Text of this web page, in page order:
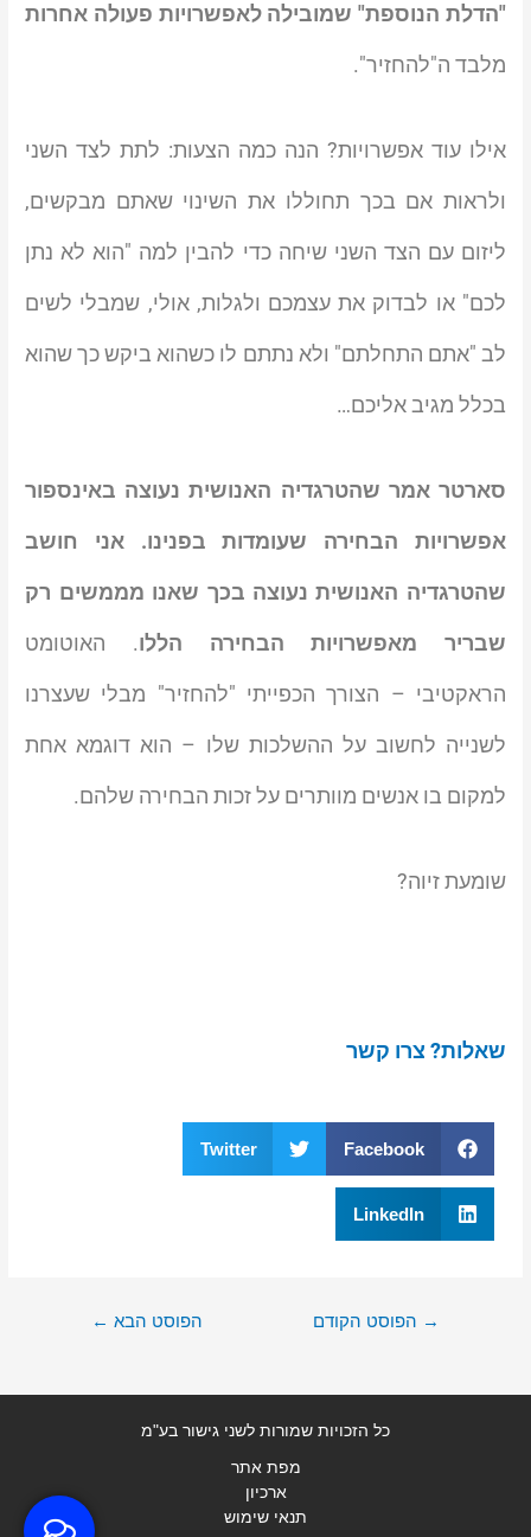
"הדלת הנוספת" שמובילה לאפשרויות פעולה אחרות
מלבד ה"להחזיר".
אילו עוד אפשרויות? הנה כמה הצעות: לתת לצד השני
ולראות אם בכך תחוללו את השינוי שאתם מבקשים,
ליזום עם הצד השני שיחה כדי להבין למה "הוא לא נתן
לכם" או לבדוק את עצמכם ולגלות, אולי, שמבלי לשים
לב "אתם התחלתם" ולא נתתם לו כשהוא ביקש כך שהוא
בכלל מגיב אליכם…
סארטר אמר שהטרגדיה האנושית נעוצה באינספור
אפשרויות הבחירה שעומדות בפנינו. אני חושב
שהטרגדיה האנושית נעוצה בכך שאנו מממשים רק
שבריר מאפשרויות הבחירה הללו. האוטומט
הראקטיבי – הצורך הכפייתי "להחזיר" מבלי שעצרנו
לשנייה לחשוב על ההשלכות שלו – הוא דוגמא אחת
למקום בו אנשים מוותרים על זכות הבחירה שלהם.
שומעת זיוה?
שאלות? צרו קשר
Facebook
Twitter
LinkedIn
→ הפוסט הקודם הפוסט הבא ←
כל הזכויות שמורות לשני גישור בע"מ
מפת אתר
ארכיון
תנאי שימוש